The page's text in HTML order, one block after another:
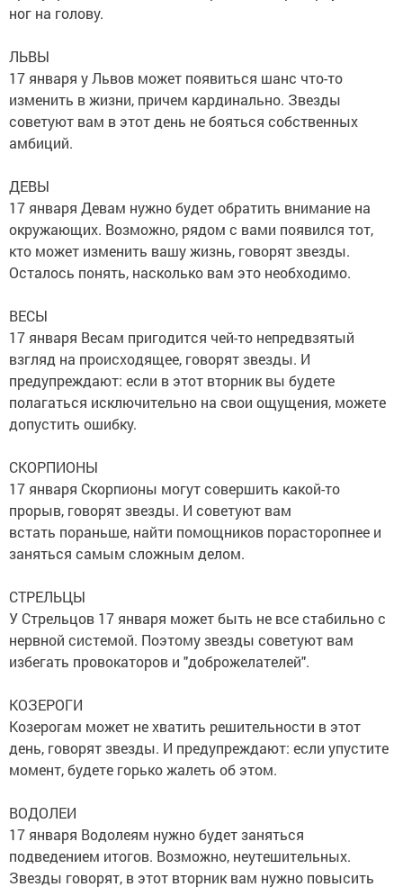
ног на голову.
ЛЬВЫ
17 января у Львов может появиться шанс что-то
изменить в жизни, причем кардинально. Звезды
советуют вам в этот день не бояться собственных
амбиций.
ДЕВЫ
17 января Девам нужно будет обратить внимание на
окружающих. Возможно, рядом с вами появился тот,
кто может изменить вашу жизнь, говорят звезды.
Осталось понять, насколько вам это необходимо.
ВЕСЫ
17 января Весам пригодится чей-то непредвзятый
взгляд на происходящее, говорят звезды. И
предупреждают: если в этот вторник вы будете
полагаться исключительно на свои ощущения, можете
допустить ошибку.
СКОРПИОНЫ
17 января Скорпионы могут совершить какой-то
прорыв, говорят звезды. И советуют вам
встать пораньше, найти помощников порасторопнее и
заняться самым сложным делом.
СТРЕЛЬЦЫ
У Стрельцов 17 января может быть не все стабильно с
нервной системой. Поэтому звезды советуют вам
избегать провокаторов и "доброжелателей".
КОЗЕРОГИ
Козерогам может не хватить решительности в этот
день, говорят звезды. И предупреждают: если упустите
момент, будете горько жалеть об этом.
ВОДОЛЕИ
17 января Водолеям нужно будет заняться
подведением итогов. Возможно, неутешительных.
Звезды говорят, в этот вторник вам нужно повысить